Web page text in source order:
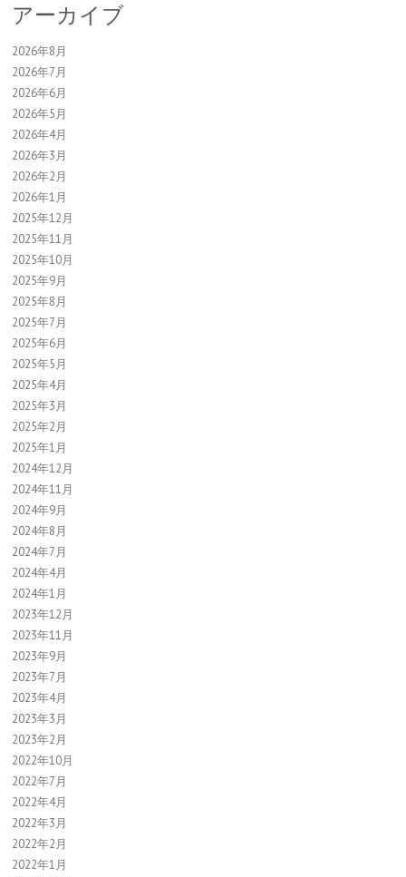
アーカイブ
2026年8月
2026年7月
2026年6月
2026年5月
2026年4月
2026年3月
2026年2月
2026年1月
2025年12月
2025年11月
2025年10月
2025年9月
2025年8月
2025年7月
2025年6月
2025年5月
2025年4月
2025年3月
2025年2月
2025年1月
2024年12月
2024年11月
2024年9月
2024年8月
2024年7月
2024年4月
2024年1月
2023年12月
2023年11月
2023年9月
2023年7月
2023年4月
2023年3月
2023年2月
2022年10月
2022年7月
2022年4月
2022年3月
2022年2月
2022年1月